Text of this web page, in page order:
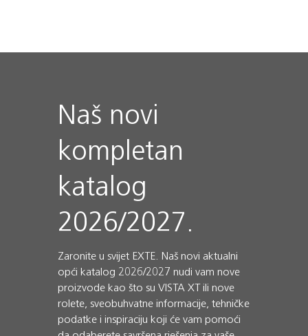
Naš novi
kompletan
katalog
2026/2027.
Zaronite u svijet EXTE. Naš novi aktualni
opći katalog 2026/2027 nudi vam nove
proizvode kao što su VISTA XT ili nove
rolete, sveobuhvatne informacije, tehničke
podatke i inspiraciju koji će vam pomoći